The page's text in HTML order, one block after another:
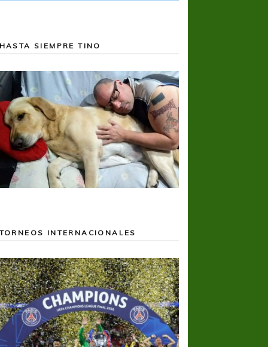
HASTA SIEMPRE TINO
TORNEOS INTERNACIONALES